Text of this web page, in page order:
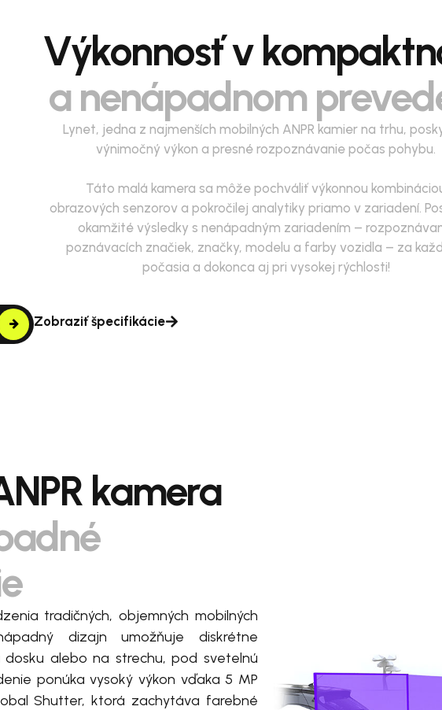
Výkonnosť v
a nenápadnom
Lynet, jedna z najmenších mobilných ANPR kamier na trhu,
výnimočný výkon a presné rozpoznávanie počas pohybu.
Táto malá kamera sa môže pochváliť výkonnou
obrazových senzorov a pokročilej analytiky priamo v zariadení.
okamžité výsledky s nenápadným zariadením –
poznávacích značiek, značky, modelu a farby vozidla – za
počasia a dokonca aj pri vysokej rýchlosti!
Zobraziť špecifikácie
kamera
tradičných, objemných mobilných
dizajn umožňuje diskrétne
alebo na strechu, pod svetelnú
ponúka vysoký výkon vďaka 5 MP
Shutter, ktorá zachytáva farebné